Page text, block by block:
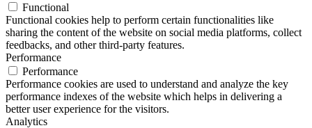
Functional
Functional cookies help to perform certain functionalities like
sharing the content of the website on social media platforms, collect
feedbacks, and other third-party features.
Performance
Performance
Performance cookies are used to understand and analyze the key
performance indexes of the website which helps in delivering a
better user experience for the visitors.
Analytics